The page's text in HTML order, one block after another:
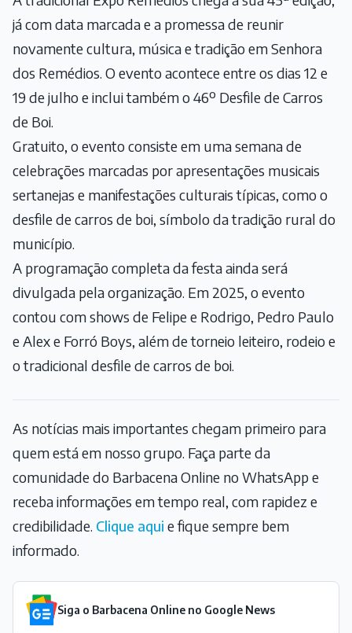
já com data marcada e a promessa de reunir
novamente cultura, música e tradição em Senhora
dos Remédios. O evento acontece entre os dias 12 e
19 de julho e inclui também o 46º Desfile de Carros
de Boi.
Gratuito, o evento consiste em uma semana de
celebrações marcadas por apresentações musicais
sertanejas e manifestações culturais típicas, como o
desfile de carros de boi, símbolo da tradição rural do
município.
A programação completa da festa ainda será
divulgada pela organização. Em 2025, o evento
contou com shows de Felipe e Rodrigo, Pedro Paulo
e Alex e Forró Boys, além de torneio leiteiro, rodeio e
o tradicional desfile de carros de boi.
As notícias mais importantes chegam primeiro para
quem está em nosso grupo. Faça parte da
comunidade do Barbacena Online no WhatsApp e
receba informações em tempo real, com rapidez e
credibilidade. Clique aqui e fique sempre bem
informado.
Siga o Barbacena Online no Google News